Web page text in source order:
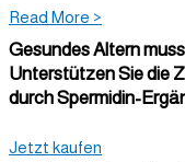
Read More >
Gesundes Altern
Unterstützen Sie die
durch Spermidin-
Jetzt kaufen